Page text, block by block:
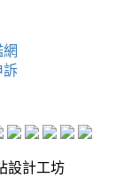
訴
設計工坊